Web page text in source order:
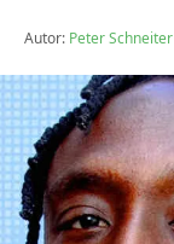
Autor: Peter Schneiter